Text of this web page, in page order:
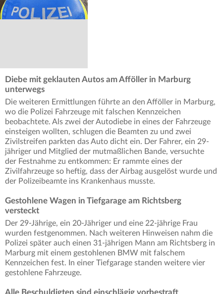
Diebe mit geklauten Autos am Afföller in Marburg
unterwegs
Die weiteren Ermittlungen führte an den Afföller in Marburg,
wo die Polizei Fahrzeuge mit falschen Kennzeichen
beobachtete. Als zwei der Autodiebe in eines der Fahrzeuge
einsteigen wollten, schlugen die Beamten zu und zwei
Zivilstreifen parkten das Auto dicht ein. Der Fahrer, ein 29-
jähriger und Mitglied der mutmaßlichen Bande, versuchte
der Festnahme zu entkommen: Er rammte eines der
Zivilfahrzeuge so heftig, dass der Airbag ausgelöst wurde und
der Polizeibeamte ins Krankenhaus musste.
Gestohlene Wagen in Tiefgarage am Richtsberg
versteckt
Der 29-Jährige, ein 20-Jähriger und eine 22-jährige Frau
wurden festgenommen. Nach weiteren Hinweisen nahm die
Polizei später auch einen 31-jährigen Mann am Richtsberg in
Marburg mit einem gestohlenen BMW mit falschem
Kennzeichen fest. In einer Tiefgarage standen weitere vier
gestohlene Fahrzeuge.
Alle Beschuldigten sind einschlägig vorbestraft